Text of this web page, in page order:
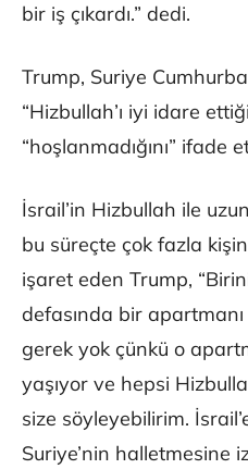
bir iş çıkardı.” dedi.
Trump, Suriye
“Hizbullah’ı iyi idare
“hoşlanmadığını” ifade
İsrail’in Hizbullah ile
bu süreçte çok fazla
işaret eden Trump,
defasında bir
gerek yok çünkü o
yaşıyor ve hepsi
size söyleyebilirim.
Suriye’nin halletmesine